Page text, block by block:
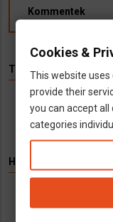
Kommentek
TÉMÁK
Hírek Infók
HIRDETÉS
Cookies &
This website
provide their
you can accept
categories